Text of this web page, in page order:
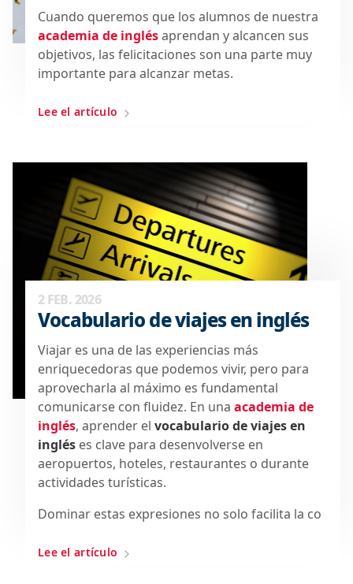
Cuando queremos que los alumnos de nuestra
academia de inglésaprendan y alcancen sus
objetivos, las felicitaciones son una parte muy
importante para alcanzar metas.
Lee el artículo
2 FEB. 2026
Vocabulario de viajes en inglés
Viajar es una de las experiencias más
enriquecedoras que podemos vivir, pero para
aprovecharla al máximo es fundamental
comunicarse con fluidez. En una academia de
inglés, aprender el vocabulario de viajes en
inglés es clave para desenvolverse en
aeropuertos, hoteles, restaurantes o durante
actividades turísticas.
Dominar estas expresiones no solo facilita la co
Lee el artículo